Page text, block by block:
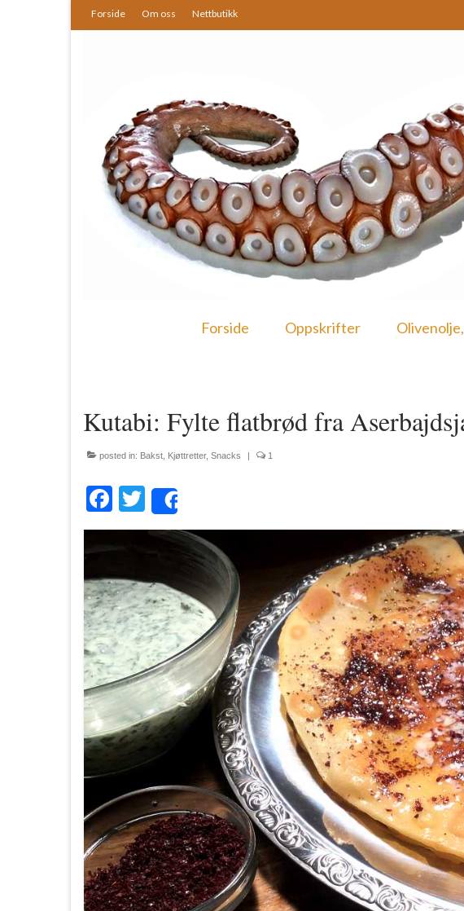
Forside Om oss Nettbutikk
Forside Oppskrifter
Kutabi: Fylte flatbrød fra
posted in: Bakst Kjøttretter, Snacks | 1
Facebook
Twitter